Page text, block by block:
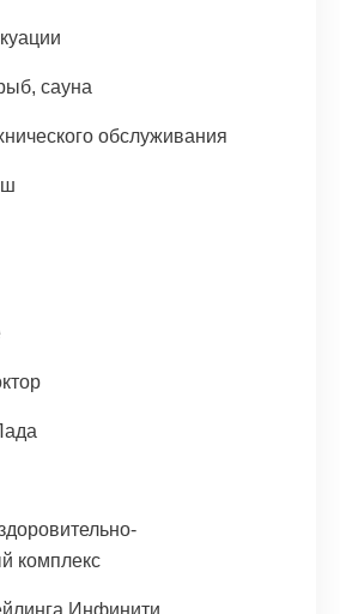
сауна
обслуживания
комплекс
Инфинити